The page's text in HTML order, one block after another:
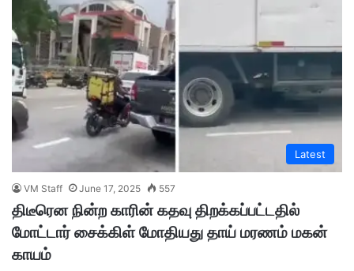
Latest
VM Staff June 17, 2025 557
திடீரென நின்ற காரின் கதவு திறக்கப்பட்டதில்
மோட்டார் சைக்கிள் மோதியது தாய் மரணம் மகன்
காயம்